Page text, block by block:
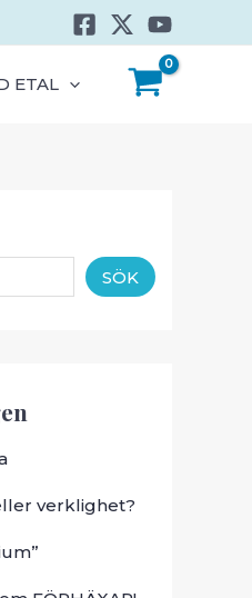
ETAL
SÖK
verklighet?